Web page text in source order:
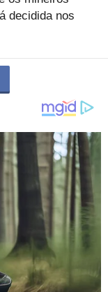
decidida nos